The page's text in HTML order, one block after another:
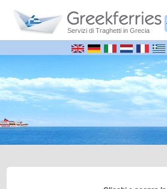
Servizi di Traghetti in Grecia